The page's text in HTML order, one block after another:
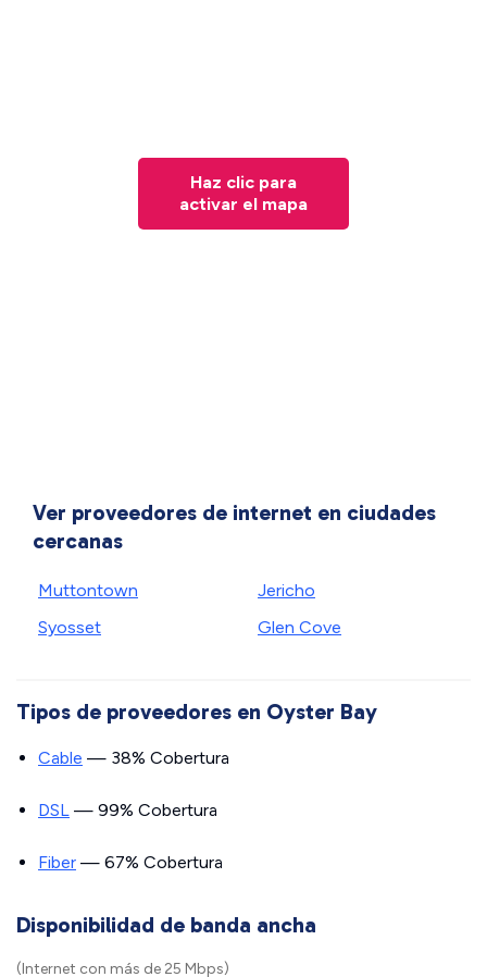
Haz clic para
activar el mapa
Ver proveedores de internet en ciudades
cercanas
Muttontown
Syosset
Jericho
Glen Cove
Tipos de proveedores en Oyster Bay
Cable — 38% Cobertura
DSL — 99% Cobertura
Fiber — 67% Cobertura
Disponibilidad de banda ancha
(Internet con más de 25 Mbps)